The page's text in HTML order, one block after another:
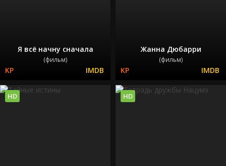
Я всё начну сначала
(фильм)
Жанна Дюбарри
(фильм)
HD HD